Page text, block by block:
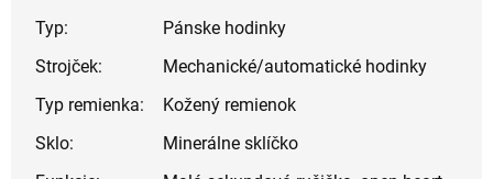
Typ:
Pánske hodinky
Strojček:
Mechanické/automatické hodinky
Typ remienka:
Kožený remienok
Sklo:
Minerálne sklíčko